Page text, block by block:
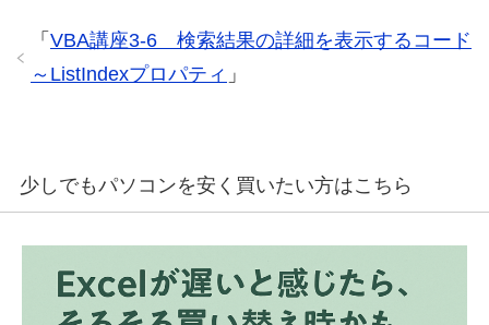
「 VBA講座3-6 検索結果の詳細を表示するコード
～ListIndexプロパティ 」
少しでもパソコンを安く買いたい方はこちら